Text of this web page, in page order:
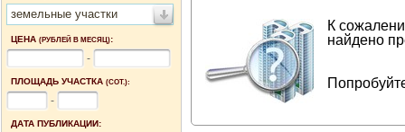
земельные участки
ЦЕНА (РУБЛЕЙ В МЕСЯЦ):
-
ПЛОЩАДЬ УЧАСТКА (СОТ.):
-
ДАТА ПУБЛИКАЦИИ:
К
найдено